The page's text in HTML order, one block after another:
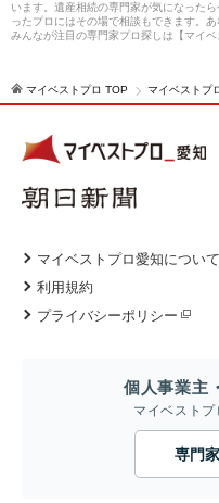
います。遺産相続の専門家が気になった
ったプロにはその場で相談もできます。
みんなが注目の専門家プロ探しは【マイベ
マイベストプロ TOP マイベストプ
マイベストプロ愛知について
利用規約
プライバシーポリシー
個人事業主
マイベストプ
専門